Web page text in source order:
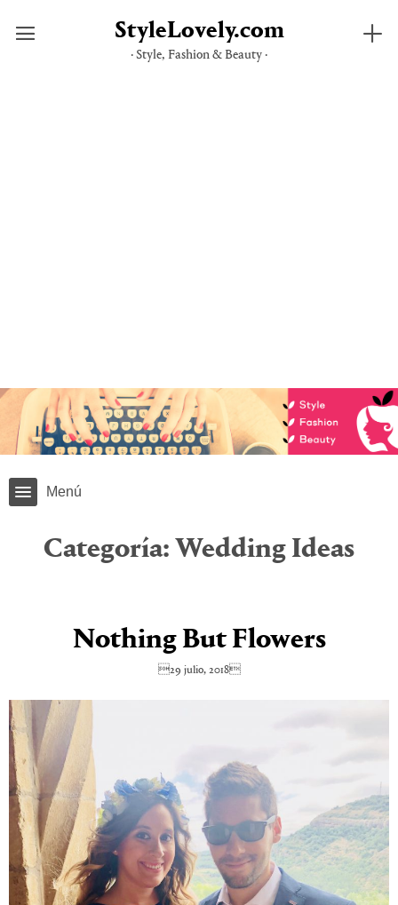
StyleLovely.com
· Style, Fashion & Beauty ·
Menú
Categoría: Wedding Ideas
Nothing But Flowers
29 julio, 2018